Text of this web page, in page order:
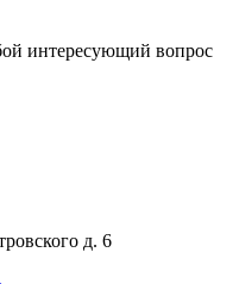
интересующий вопрос
д. 6